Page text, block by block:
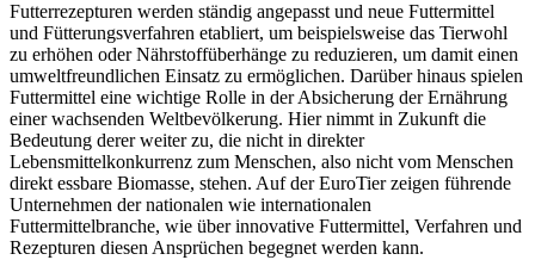
Futterrezepturen werden ständig angepasst und neue Futtermittel
und Fütterungsverfahren etabliert, um beispielsweise das Tierwohl
zu erhöhen oder Nährstoffüberhänge zu reduzieren, um damit einen
umweltfreundlichen Einsatz zu ermöglichen. Darüber hinaus spielen
Futtermittel eine wichtige Rolle in der Absicherung der Ernährung
einer wachsenden Weltbevölkerung. Hier nimmt in Zukunft die
Bedeutung derer weiter zu, die nicht in direkter
Lebensmittelkonkurrenz zum Menschen, also nicht vom Menschen
direkt essbare Biomasse, stehen. Auf der EuroTier zeigen führende
Unternehmen der nationalen wie internationalen
Futtermittelbranche, wie über innovative Futtermittel, Verfahren und
Rezepturen diesen Ansprüchen begegnet werden kann.